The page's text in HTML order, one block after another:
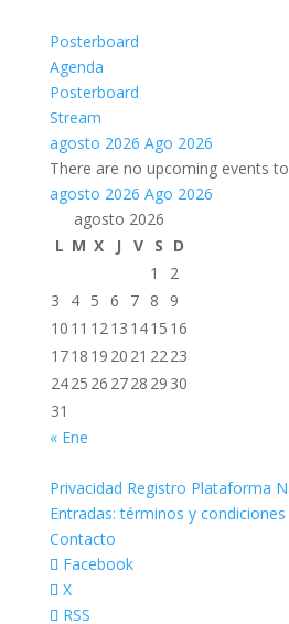
Posterboard
Agenda
Posterboard
Stream
agosto 2026 Ago 2026
There are no upcoming events
agosto 2026 Ago 2026
agosto 2026
L M X J V S D
1
2
3
4 5 6 7 8
9
10 11 1213 1415 16
1718 19 20 21 2223
2425 26 2728 29 30
31
« Ene
Privacidad Registro Plataforma
Entradas: términos y condiciones
Contacto
Facebook
X
RSS